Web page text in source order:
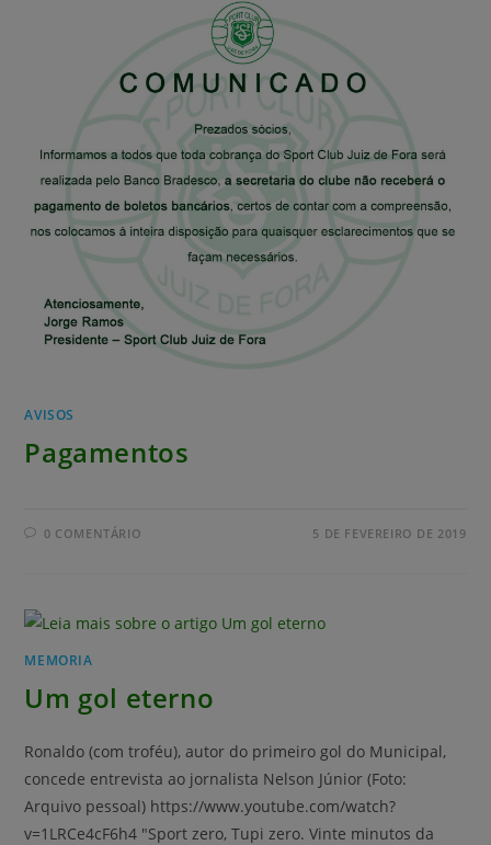
AVISOS
Pagamentos
0 COMENTÁRIO 5 DE FEVEREIRO DE 2019
MEMORIA
Um gol eterno
Ronaldo (com troféu), autor do primeiro gol do Municipal,
concede entrevista ao jornalista Nelson Júnior (Foto:
Arquivo pessoal) https://www.youtube.com/watch?
v=1LRCe4cF6h4 "Sport zero, Tupi zero. Vinte minutos da